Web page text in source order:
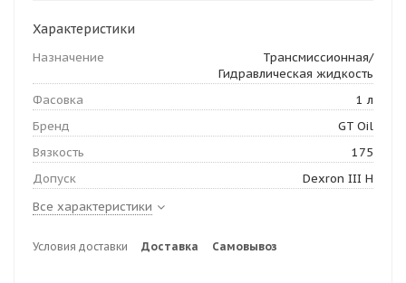
Характеристики
Назначение
Трансмиссионная/
Гидравлическая жидкость
Фасовка
1 л
Бренд
GT Oil
Вязкость
175
Допуск
Dexron III H
Все характеристики
Условия доставки Доставка Самовывоз